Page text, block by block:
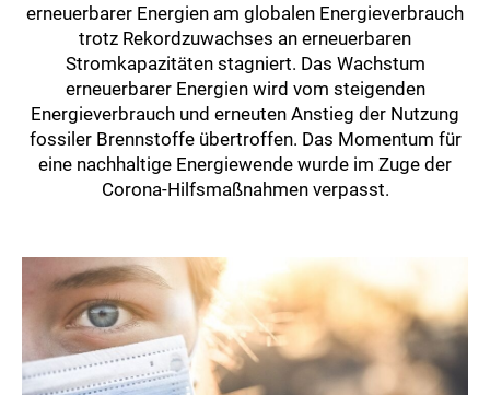
erneuerbarer Energien am globalen Energieverbrauch
trotz Rekordzuwachses an erneuerbaren
Stromkapazitäten stagniert. Das Wachstum
erneuerbarer Energien wird vom steigenden
Energieverbrauch und erneuten Anstieg der Nutzung
fossiler Brennstoffe übertroffen. Das Momentum für
eine nachhaltige Energiewende wurde im Zuge der
Corona-Hilfsmaßnahmen verpasst.